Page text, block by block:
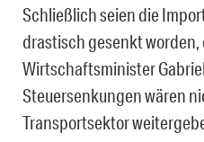
Schließlich seien die
drastisch gesenkt
Wirtschaftsminister
Steuersenkungen wären
Transportsektor